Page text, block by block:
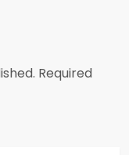
Required